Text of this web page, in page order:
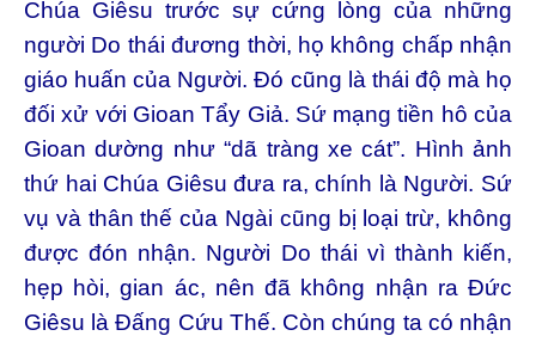
Chúa Giêsu trước sự cứng lòng của những
người Do thái đương thời, họ không chấp nhận
giáo huấn của Người. Đó cũng là thái độ mà họ
đối xử với Gioan Tẩy Giả. Sứ mạng tiền hô của
Gioan dường như “dã tràng xe cát”. Hình ảnh
thứ hai Chúa Giêsu đưa ra, chính là Người. Sứ
vụ và thân thế của Ngài cũng bị loại trừ, không
được đón nhận. Người Do thái vì thành kiến,
hẹp hòi, gian ác, nên đã không nhận ra Đức
Giêsu là Đấng Cứu Thế. Còn chúng ta có nhận